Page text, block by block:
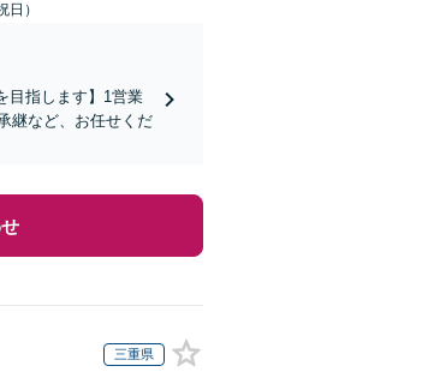
）
目指します】1営業
継など、お任せくだ
三重県